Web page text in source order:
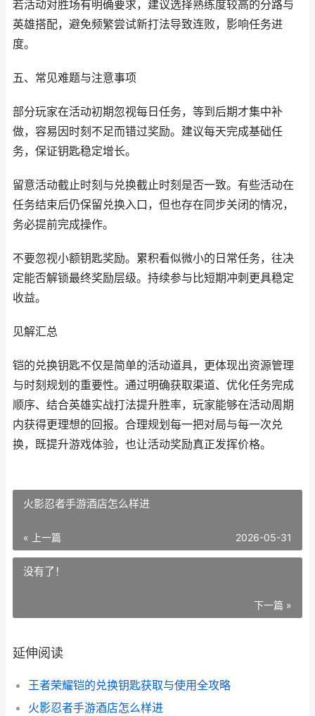
若活动对胜场有明确要求，建议选择熟练度较高的分路与
英雄搭配，避免频繁尝试新打法导致连败，影响任务进
度。
五、常见难题与注意事项
部分玩家在活动初期忽视每日任务，等到后期才集中补
做，容易因时刻不足而错过奖励。建议每天完成基础任
务，保证钥匙稳定增长。
留意活动截止时刻与兑换截止时刻是否一致。有些活动在
任务结束后仍保留兑换入口，但也存在同步关闭的情况，
务必提前完成操作。
不要忽视小额钥匙奖励。累积看似微小的日常任务，往决
定能否解锁最终奖励层级。持续参与比短期冲刺更具稳定
收益。
见解汇总
铠的兑换钥匙不仅是简单的活动道具，更体现出资源管理
与时刻规划的重要性。通过明确获取渠道、优化任务完成
顺序、结合英雄实战打法提升胜率，玩家能够在活动周期
内获得更理想的回报。合理规划每一把对局与每一次兑
换，既提升游戏体验，也让活动奖励真正发挥价格。
火影忍者手游酒店怎么样进
« 上一篇 2026-05-31
没有了！
下一篇 »
延伸阅读
王者荣耀铠的兑换钥匙获取与使用全攻略
火影忍者手游酒店怎么样进